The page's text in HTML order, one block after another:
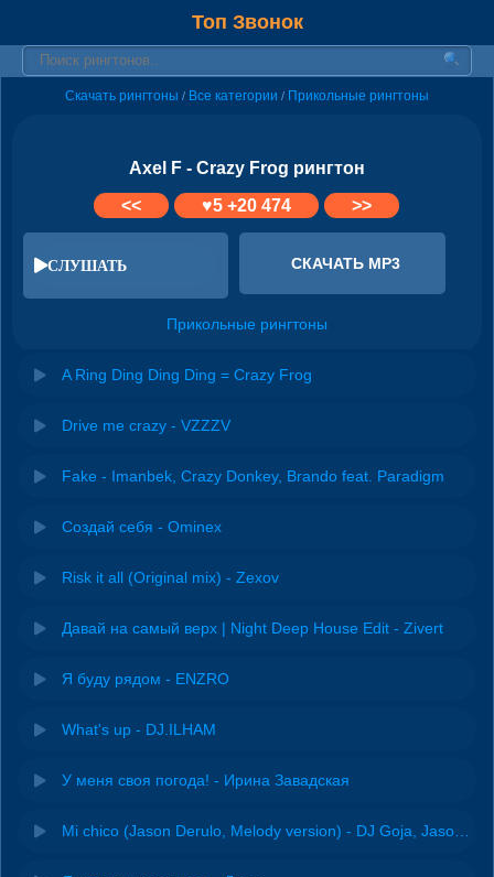
Топ Звонок
Скачать рингтоны / Все категории / Прикольные рингтоны
Axel F - Crazy Frog рингтон
<<
♥5+20 474 >>
СЛУШАТЬ СКАЧАТЬ MP3
Прикольные рингтоны
A Ring Ding Ding Ding = Crazy Frog
Drive me crazy - VZZZV
Fake - Imanbek, Crazy Donkey, Brando feat. Paradigm
Создай себя - Ominex
Risk it all (Original mix) - Zexov
Давай на самый верх | Night Deep House Edit - Zivert
Я буду рядом - ENZRO
What's up - DJ.ILHAM
У меня своя погода! - Ирина Завадская